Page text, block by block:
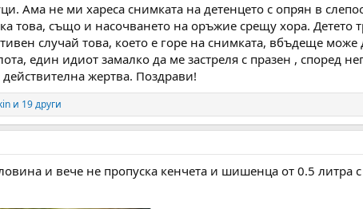
Ама не ми хареса снимката на детенцето с опрян в
това, също и насочването на оръжие срещу хора.
случай това, което е горе на снимката, вбъдеще
един идиот замалко да ме застреля с празен , според
жертва. Поздрави!
и 19 други
и вече не пропуска кенчета и шишенца от 0.5 литра